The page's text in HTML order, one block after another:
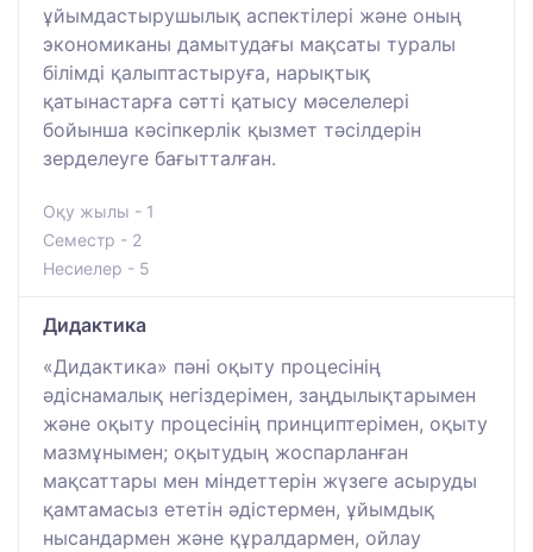
ұйымдастырушылық аспектілері және оның
экономиканы дамытудағы мақсаты туралы
білімді қалыптастыруға, нарықтық
қатынастарға сәтті қатысу мәселелері
бойынша кәсіпкерлік қызмет тәсілдерін
зерделеуге бағытталған.
Оқу жылы - 1
Семестр - 2
Несиелер - 5
Дидактика
«Дидактика» пәні оқыту процесінің
әдіснамалық негіздерімен, заңдылықтарымен
және оқыту процесінің принциптерімен, оқыту
мазмұнымен; оқытудың жоспарланған
мақсаттары мен міндеттерін жүзеге асыруды
қамтамасыз ететін әдістермен, ұйымдық
нысандармен және құралдармен, ойлау